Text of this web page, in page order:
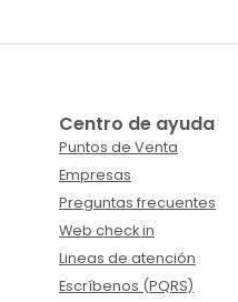
Centro de ayuda
Puntos de Venta
Empresas
Preguntas frecuentes
Web check in
Lineas de atención
Escríbenos (PQRS)